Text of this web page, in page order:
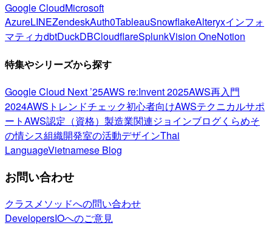
Google CloudMicrosoft
AzureLINEZendeskAuth0TableauSnowflakeAlteryxインフォ
マティカdbtDuckDBCloudflareSplunkVision OneNotion
特集やシリーズから探す
Google Cloud Next ’25AWS re:Invent 2025AWS再入門
2024AWSトレンドチェック初心者向けAWSテクニカルサポ
ートAWS認定（資格） 製造業関連ジョインブログくらめそ
の情シス組織開発室の活動デザインThai
LanguageVietnamese Blog
お問い合わせ
クラスメソッドへの問い合わせ
DevelopersIOへのご意見